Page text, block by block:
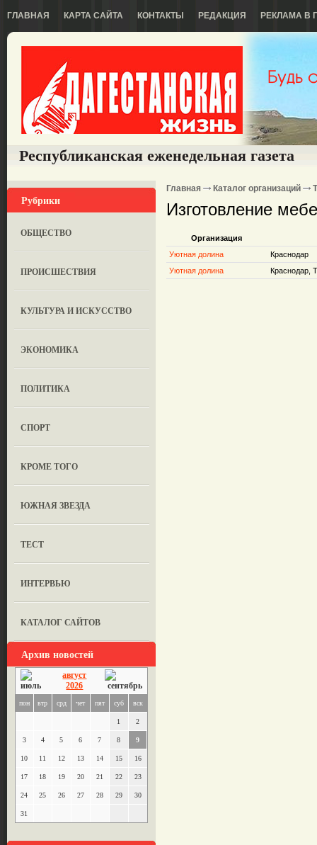
ГЛАВНАЯ КАРТА САЙТА КОНТАКТЫ РЕДАКЦИЯ РЕКЛАМА В
Республиканская еженедельная газета
Рубрики
ОБЩЕСТВО
ПРОИСШЕСТВИЯ
КУЛЬТУРА И ИСКУССТВО
ЭКОНОМИКА
ПОЛИТИКА
СПОРТ
КРОМЕ ТОГО
ЮЖНАЯ ЗВЕЗДА
ТЕСТ
ИНТЕРВЬЮ
КАТАЛОГ САЙТОВ
Архив новостей
август
2026
пон втр срд чет пят суб вск
1 2
3 4 5 6 7 8 9
10 11 12 13 14 15 16
17 18 19 20 21 22 23
24 25 26 27 28 29 30
31
Главная Каталог организаций
Изготовление
Организация
Уютная долина
Краснодар
Уютная долина
Краснодар,